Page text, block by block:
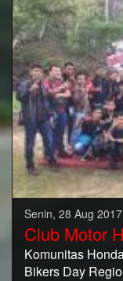
Senin, 28 Aug
Club Motor
Komunitas
Bikers Day